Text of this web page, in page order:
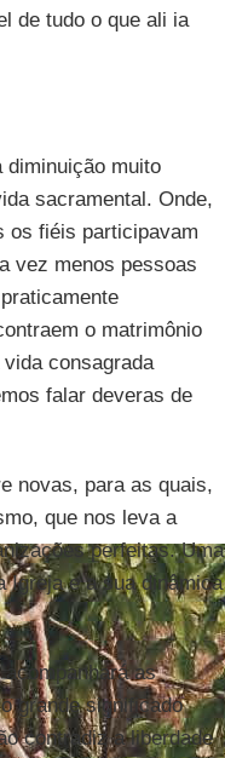
de tudo o que ali ia
diminuição muito
sacramental. Onde,
os fiéis participavam
vez menos pessoas
o matrimônio
consagrada
falar deveras de
novas, para as quais,
que nos leva a
perfeitas. Uma
Igreja e a sua dinâmica
as
grande significado
contradiz a liberdade